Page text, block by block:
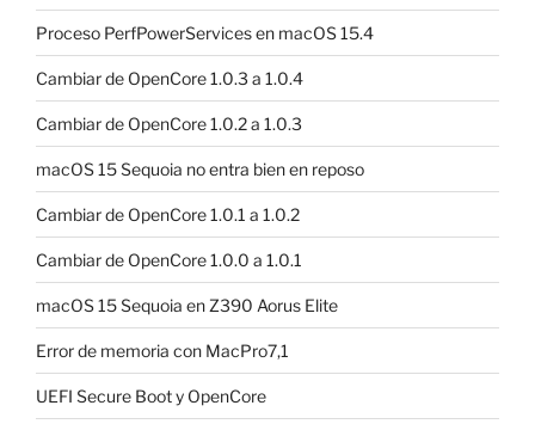
Proceso PerfPowerServices en macOS 15.4
Cambiar de OpenCore 1.0.3 a 1.0.4
Cambiar de OpenCore 1.0.2 a 1.0.3
macOS 15 Sequoia no entra bien en reposo
Cambiar de OpenCore 1.0.1 a 1.0.2
Cambiar de OpenCore 1.0.0 a 1.0.1
macOS 15 Sequoia en Z390 Aorus Elite
Error de memoria con MacPro7,1
UEFI Secure Boot y OpenCore